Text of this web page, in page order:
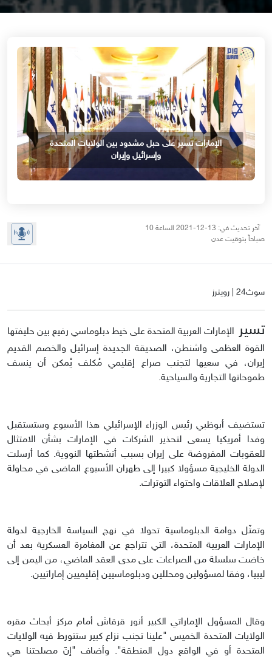
الإمارات تسير على حبل مشدود بين الولايات المتحدة
وإسرائيل وإيران
آخر تحديث في: 13-12-2021 الساعة 10
صباحاً بتوقيت عدن
سوث24 | رويترز
تسير الإمارات العربية المتحدة على خيط دبلوماسي رفيع بين حليفتها
القوة العظمى واشنطن، الصديقة الجديدة إسرائيل والخصم القديم
إيران، في سعيها لتجنب صراع إقليمي مُكلف يُمكن أن ينسف
طموحاتها التجارية والسياحية.
تستضيف أبوظبي رئيس الوزراء الإسرائيلي هذا الأسبوع وستستقبل
وفدا أمريكيا يسعى لتحذير الشركات في الإمارات بشأن الامتثال
للعقوبات المفروضة على إيران بسبب أنشطتها النووية. كما أرسلت
الدولة الخليجية مسؤولا كبيرا إلى طهران الأسبوع الماضى في محاولة
لإصلاح العلاقات واحتواء التوترات.
وتمثّل دوامة الدبلوماسية تحولا في نهج السياسة الخارجية لدولة
الإمارات العربية المتحدة، التي تتراجع عن المغامرة العسكرية بعد أن
خاضت سلسلة من الصراعات على مدى العقد الماضي، من اليمن إلى
ليبيا، وفقا لمسؤولين ومحللين ودبلوماسيين إقليميين إماراتيين.
وقال المسؤول الإماراتي الكبير أنور قرقاش أمام مركز أبحاث مقره
الولايات المتحدة الخميس "علينا تجنب نزاع كبير ستتورط فيه الولايات
المتحدة أو في الواقع دول المنطقة". وأضاف "إنّ مصلحتنا هي